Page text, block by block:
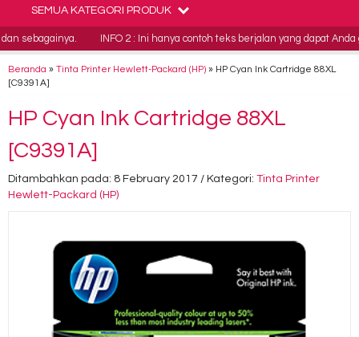
SEMUA KATEGORI PRODUK
sebagainya. INFO 2 : Ini hanya contoh teks berjalan yang dapat Anda
Beranda » Tinta Printer Hewlett-Packard (HP) » HP Cyan Ink Cartridge 88XL
[C9391A]
HP Cyan Ink Cartridge 88XL
[C9391A]
Ditambahkan pada: 8 February 2017 / Kategori: Tinta Printer
Hewlett-Packard (HP)